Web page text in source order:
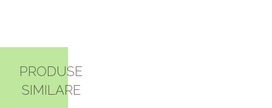
PRODUSE
SIMILARE